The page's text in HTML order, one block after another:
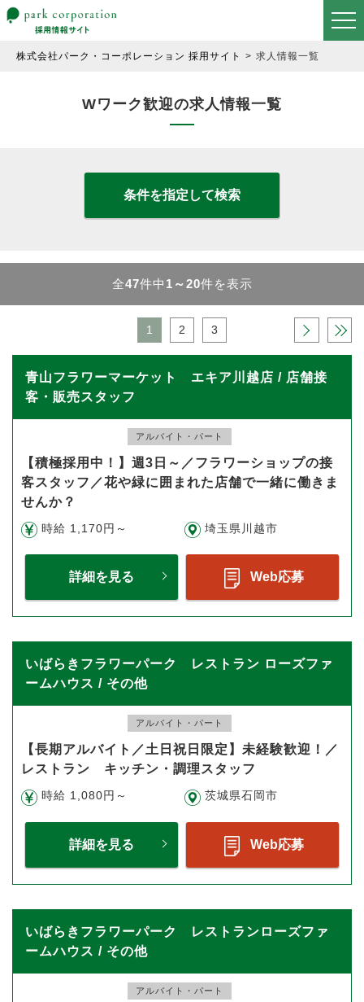
株式会社パーク・コーポレーション 採用サイト 求人情報一覧
Wワーク歓迎の求人情報一覧
条件を指定して検索
全47件中 1～20件を表示
1 2 3 › »
青山フラワーマーケット エキア川越店 / 店舗接
客・販売スタッフ
アルバイト・パート
【積極採用中！】週3日～／フラワーショップの接
客スタッフ／花や緑に囲まれた店舗で一緒に働きま
せんか？
時給 1,170円～ 埼玉県川越市
詳細を見る Web応募
いばらきフラワーパーク レストラン ローズファ
ームハウス / その他
アルバイト・パート
【長期アルバイト／土日祝日限定】未経験歓迎！／
レストラン キッチン・調理スタッフ
時給 1,080円～ 茨城県石岡市
詳細を見る Web応募
いばらきフラワーパーク レストランローズファ
ームハウス / その他
アルバイト・パート